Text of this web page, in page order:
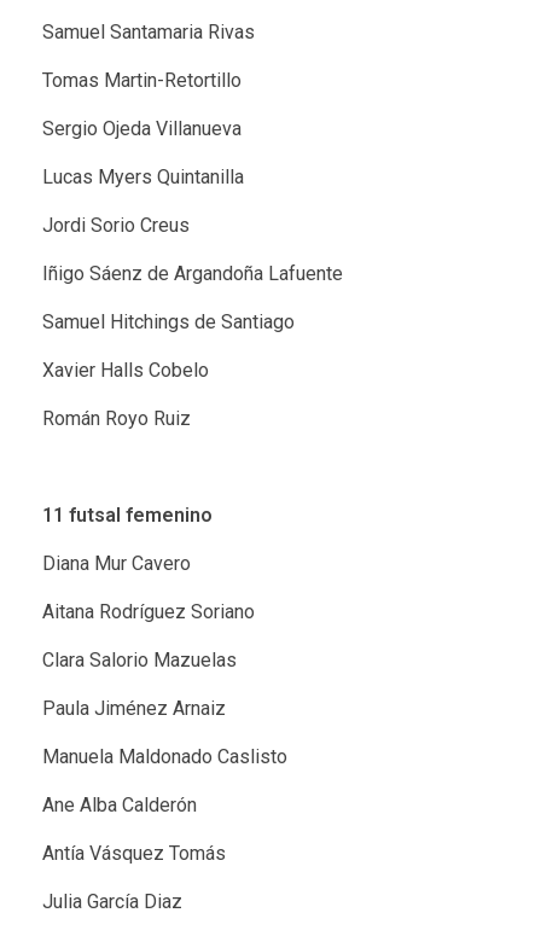
Samuel Santamaria Rivas
Tomas Martin-Retortillo
Sergio Ojeda Villanueva
Lucas Myers Quintanilla
Jordi Sorio Creus
Iñigo Sáenz de Argandoña Lafuente
Samuel Hitchings de Santiago
Xavier Halls Cobelo
Román Royo Ruiz
11 futsal femenino
Diana Mur Cavero
Aitana Rodríguez Soriano
Clara Salorio Mazuelas
Paula Jiménez Arnaiz
Manuela Maldonado Caslisto
Ane Alba Calderón
Antía Vásquez Tomás
Julia García Diaz